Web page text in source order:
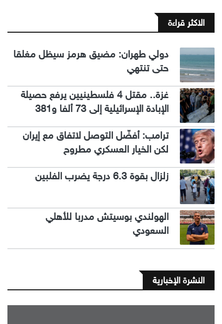
الاكثر قراءة
دولي طهران: مضيق هرمز سيظل مغلقا
حتى تنتهي
غزة.. مقتل 4 فلسطينيين يرفع حصيلة
الإبادة الإسرائيلية إلى 73 ألفا و381
ترامب: أفضّل التوصل لاتفاق مع إيران
لكن الخيار العسكري مطروح
زلزال بقوة 6.3 درجة يضرب الفلبين
الهولندي بوسيتش مدربا للأهلي
السعودي
النشرة الإخبارية